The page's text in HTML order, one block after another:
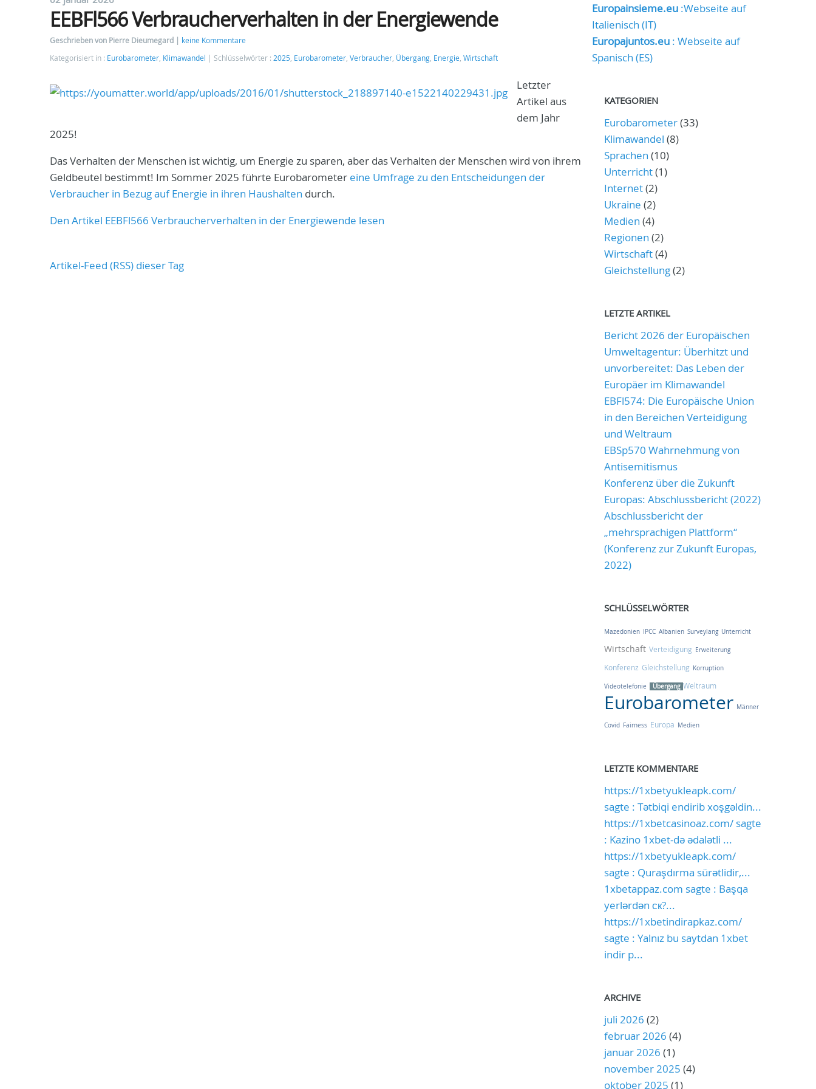
EEBFl566 Verbraucherverhalten in der Energiewende
Geschrieben von Pierre Dieumegard
keine Kommentare
Kategorisiert in : Eurobarometer, Klimawandel Schlüsselwörter : 2025, Eurobarometer, Verbraucher, Übergang, Energie, Wirtschaft
Letzter
Artikel aus
dem Jahr
2025!
Das Verhalten der Menschen ist wichtig, um Energie zu sparen, aber das Verhalten der Menschen wird von ihrem
Geldbeutel bestimmt! Im Sommer 2025 führte Eurobarometer eine Umfrage zu den Entscheidungen der
Verbraucher in Bezug auf Energie in ihren Haushalten durch.
Den Artikel EEBFl566 Verbraucherverhalten in der Energiewende lesen
Artikel-Feed (RSS) dieser Tag
Europainsieme.eu:Webseite auf
Italienisch (IT)
Europajuntos.eu: Webseite auf
Spanisch (ES)
KATEGORIEN
Eurobarometer(33)
Klimawandel (8)
Sprachen (10)
Unterricht(1)
Internet(2)
Ukraine (2)
Medien (4)
Regionen (2)
Wirtschaft(4)
Gleichstellung(2)
LETZTE ARTIKEL
Bericht 2026 der Europäischen
Umweltagentur: Überhitzt und
unvorbereitet: Das Leben der
Europäer im Klimawandel
EBFl574: Die Europäische Union
in den Bereichen Verteidigung
und Weltraum
EBSp570 Wahrnehmung von
Antisemitismus
Konferenz über die Zukunft
Europas: Abschlussbericht (2022)
Abschlussbericht der
„mehrsprachigen Plattform“
(Konferenz zur Zukunft Europas,
2022)
SCHLÜSSELWÖRTER
Mazedonien IPCC Albanien Surveylang Unterricht
Wirtschaft Verteidigung Erweiterung
Konferenz Gleichstellung Korruption
Videotelefonie Übergang Weltraum
Eurobarometer Männer
Covid Fairness Europa Medien
LETZTE KOMMENTARE
https://1xbetyukleapk.com/
sagte : Tətbiqi endirib xoşgəldin...
https://1xbetcasinoaz.com/ sagte
: Kazino 1xbet-də ədalətli ...
https://1xbetyukleapk.com/
sagte : Quraşdırma sürətlidir,...
1xbetappaz.com sagte : Başqa
yerlərdən ск?...
https://1xbetindirapkaz.com/
sagte : Yalnız bu saytdan 1xbet
indir p...
ARCHIVE
juli 2026 (2)
februar 2026 (4)
januar 2026 (1)
november 2025 (4)
oktober 2025 (1)